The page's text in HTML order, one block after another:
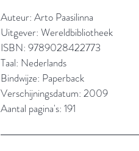
Auteur: Arto Paasilinna
Uitgever: Wereldbibliotheek
ISBN: 9789028422773
Taal: Nederlands
Bindwijze: Paperback
Verschijningsdatum: 2009
Aantal pagina's: 191